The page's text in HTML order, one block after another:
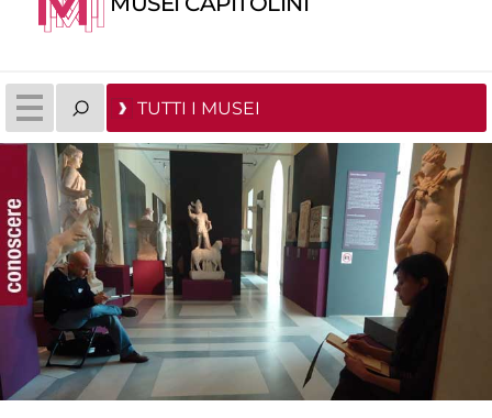
TUTTI I MUSEI